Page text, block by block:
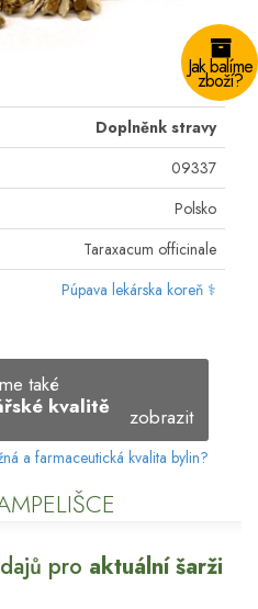
Jak balíme
zboží?
Doplněnk stravy
09337
Polsko
Taraxacum officinale
Púpava lekárska koreň ⚕
také
kvalitě zobrazit
a farmaceutická kvalita bylin?
pro aktuální šarži